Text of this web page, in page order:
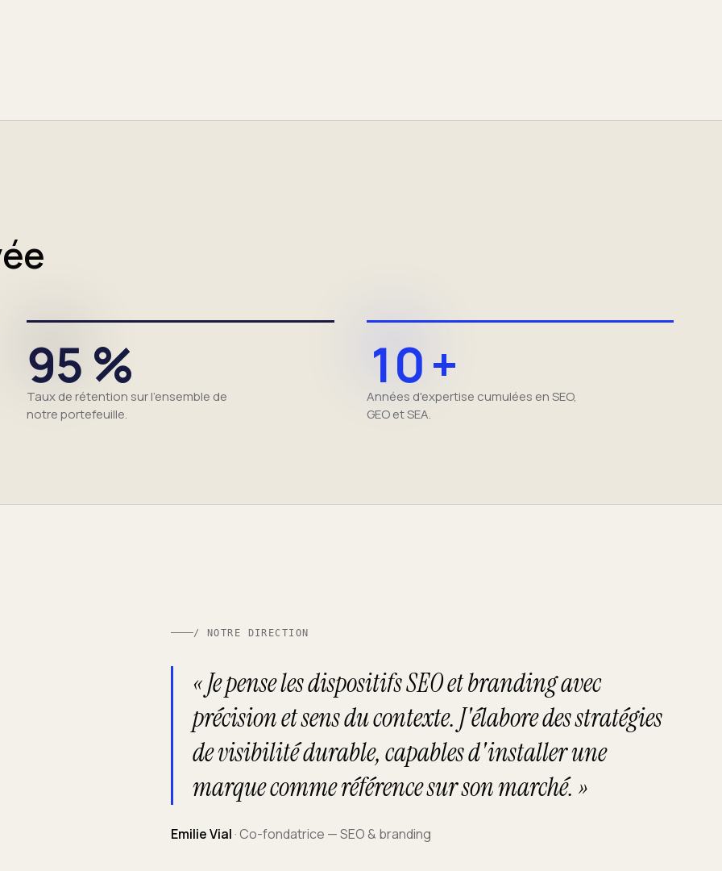
95 %
Taux de rétention sur l'ensemble de
notre portefeuille.
10 +
Années d'expertise cumulées en SEO,
GEO et SEA.
/ NOTRE DIRECTION
« Je pense les dispositifs SEO et branding avec
précision et sens du contexte. J'élabore des stratégies
de visibilité durable, capables d'installer une
marque comme référence sur son marché. »
Emilie Vial ·Co-fondatrice — SEO & branding